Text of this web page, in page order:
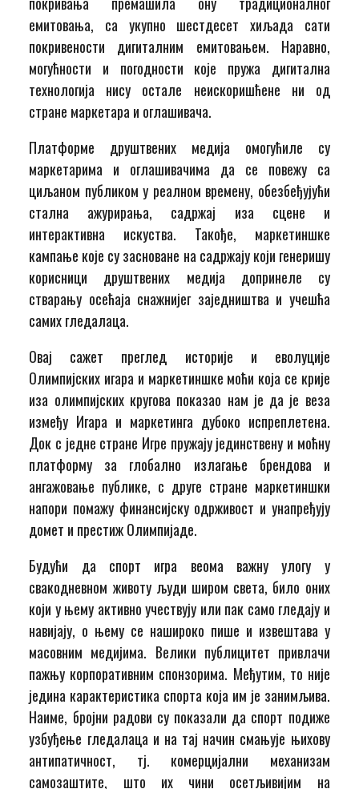
емитовања, са укупно шестдесет хиљада сати
покривености дигиталним емитовањем. Наравно,
могућности и погодности које пружа дигитална
технологија нису остале неискоришћене ни од
стране маркетара и оглашивача.
Платформе друштвених медија омогућиле су
маркетарима и оглашивачима да се повежу са
циљаном публиком у реалном времену, обезбеђујући
стална ажурирања, садржај иза сцене и
интерактивна искуства. Такође, маркетиншке
кампање које су засноване на садржају који генеришу
корисници друштвених медија допринеле су
стварању осећаја снажнијег заједништва и учешћа
самих гледалаца.
Овај сажет преглед историје и еволуције
Олимпијских игара и маркетиншке моћи која се крије
иза олимпијских кругова показао нам је да је веза
између Игара и маркетинга дубоко испреплетена.
Док с једне стране Игре пружају јединствену и моћну
платформу за глобално излагање брендова и
ангажовање публике, с друге стране маркетиншки
напори помажу финансијску одрживост и унапређују
домет и престиж Олимпијаде.
Будући да спорт игра веома важну улогу у
свакодневном животу људи широм света, било оних
који у њему активно учествују или пак само гледају и
навијају, о њему се нашироко пише и извештава у
масовним медијима. Велики публицитет привлачи
пажњу корпоративним спонзорима. Међутим, то није
једина карактеристика спорта која им је занимљива.
Наиме, бројни радови су показали да спорт подиже
узбуђење гледалаца и на тај начин смањује њихову
антипатичност, тј. комерцијални механизам
самозаштите, што их чини осетљивијим на